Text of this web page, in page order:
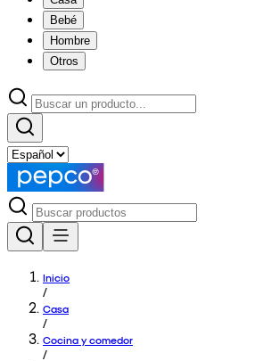
Bebé
Hombre
Otros
Inicio
/
Casa
/
Cocina y comedor
/